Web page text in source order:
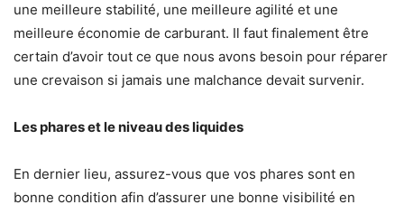
une meilleure stabilité, une meilleure agilité et une
meilleure économie de carburant. Il faut finalement être
certain d’avoir tout ce que nous avons besoin pour réparer
une crevaison si jamais une malchance devait survenir.
Les phares et le niveau des liquides
En dernier lieu, assurez-vous que vos phares sont en
bonne condition afin d’assurer une bonne visibilité en